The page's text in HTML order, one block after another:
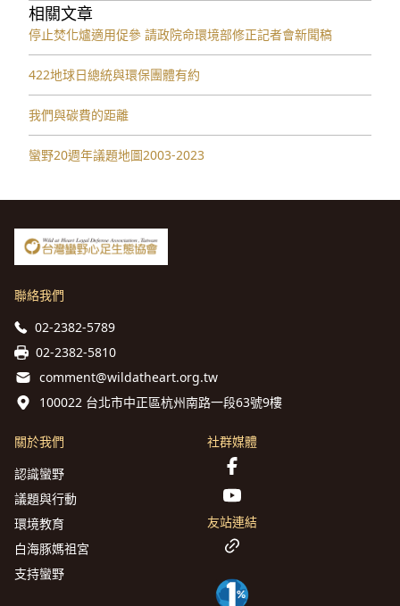
相關文章
停止焚化爐適用促參 請政院命環境部修正記者會新聞稿
422地球日總統與環保團體有約
我們與碳費的距離
蠻野20週年議題地圖2003-2023
聯絡我們
02-2382-5789
02-2382-5810
comment@wildatheart.org.tw
100022 台北市中正區杭州南路一段63號9樓
關於我們
認識蠻野
議題與行動
環境教育
白海豚媽祖宮
支持蠻野
社群媒體
友站連結